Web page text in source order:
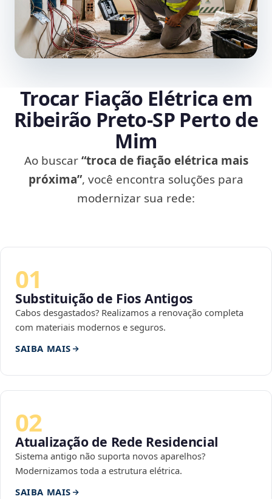
Trocar Fiação Elétrica em
Ribeirão Preto‑SP Perto de
Mim
Ao buscar“troca de fiação elétrica mais
próxima”, você encontra soluções para
modernizar sua rede:
01
Substituição de Fios Antigos
Cabos desgastados? Realizamos a renovação completa
com materiais modernos e seguros.
SAIBA MAIS
02
Atualização de Rede Residencial
Sistema antigo não suporta novos aparelhos?
Modernizamos toda a estrutura elétrica.
SAIBA MAIS